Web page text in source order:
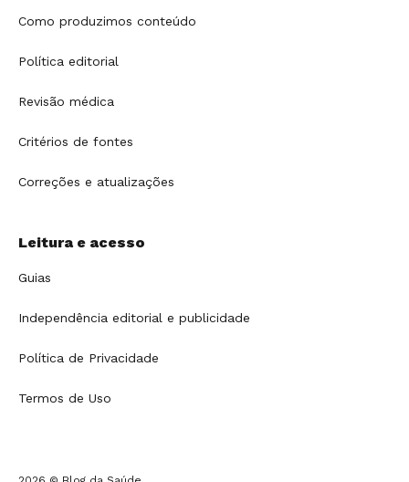
Como produzimos conteúdo
Política editorial
Revisão médica
Critérios de fontes
Correções e atualizações
Leitura e acesso
Guias
Independência editorial e publicidade
Política de Privacidade
Termos de Uso